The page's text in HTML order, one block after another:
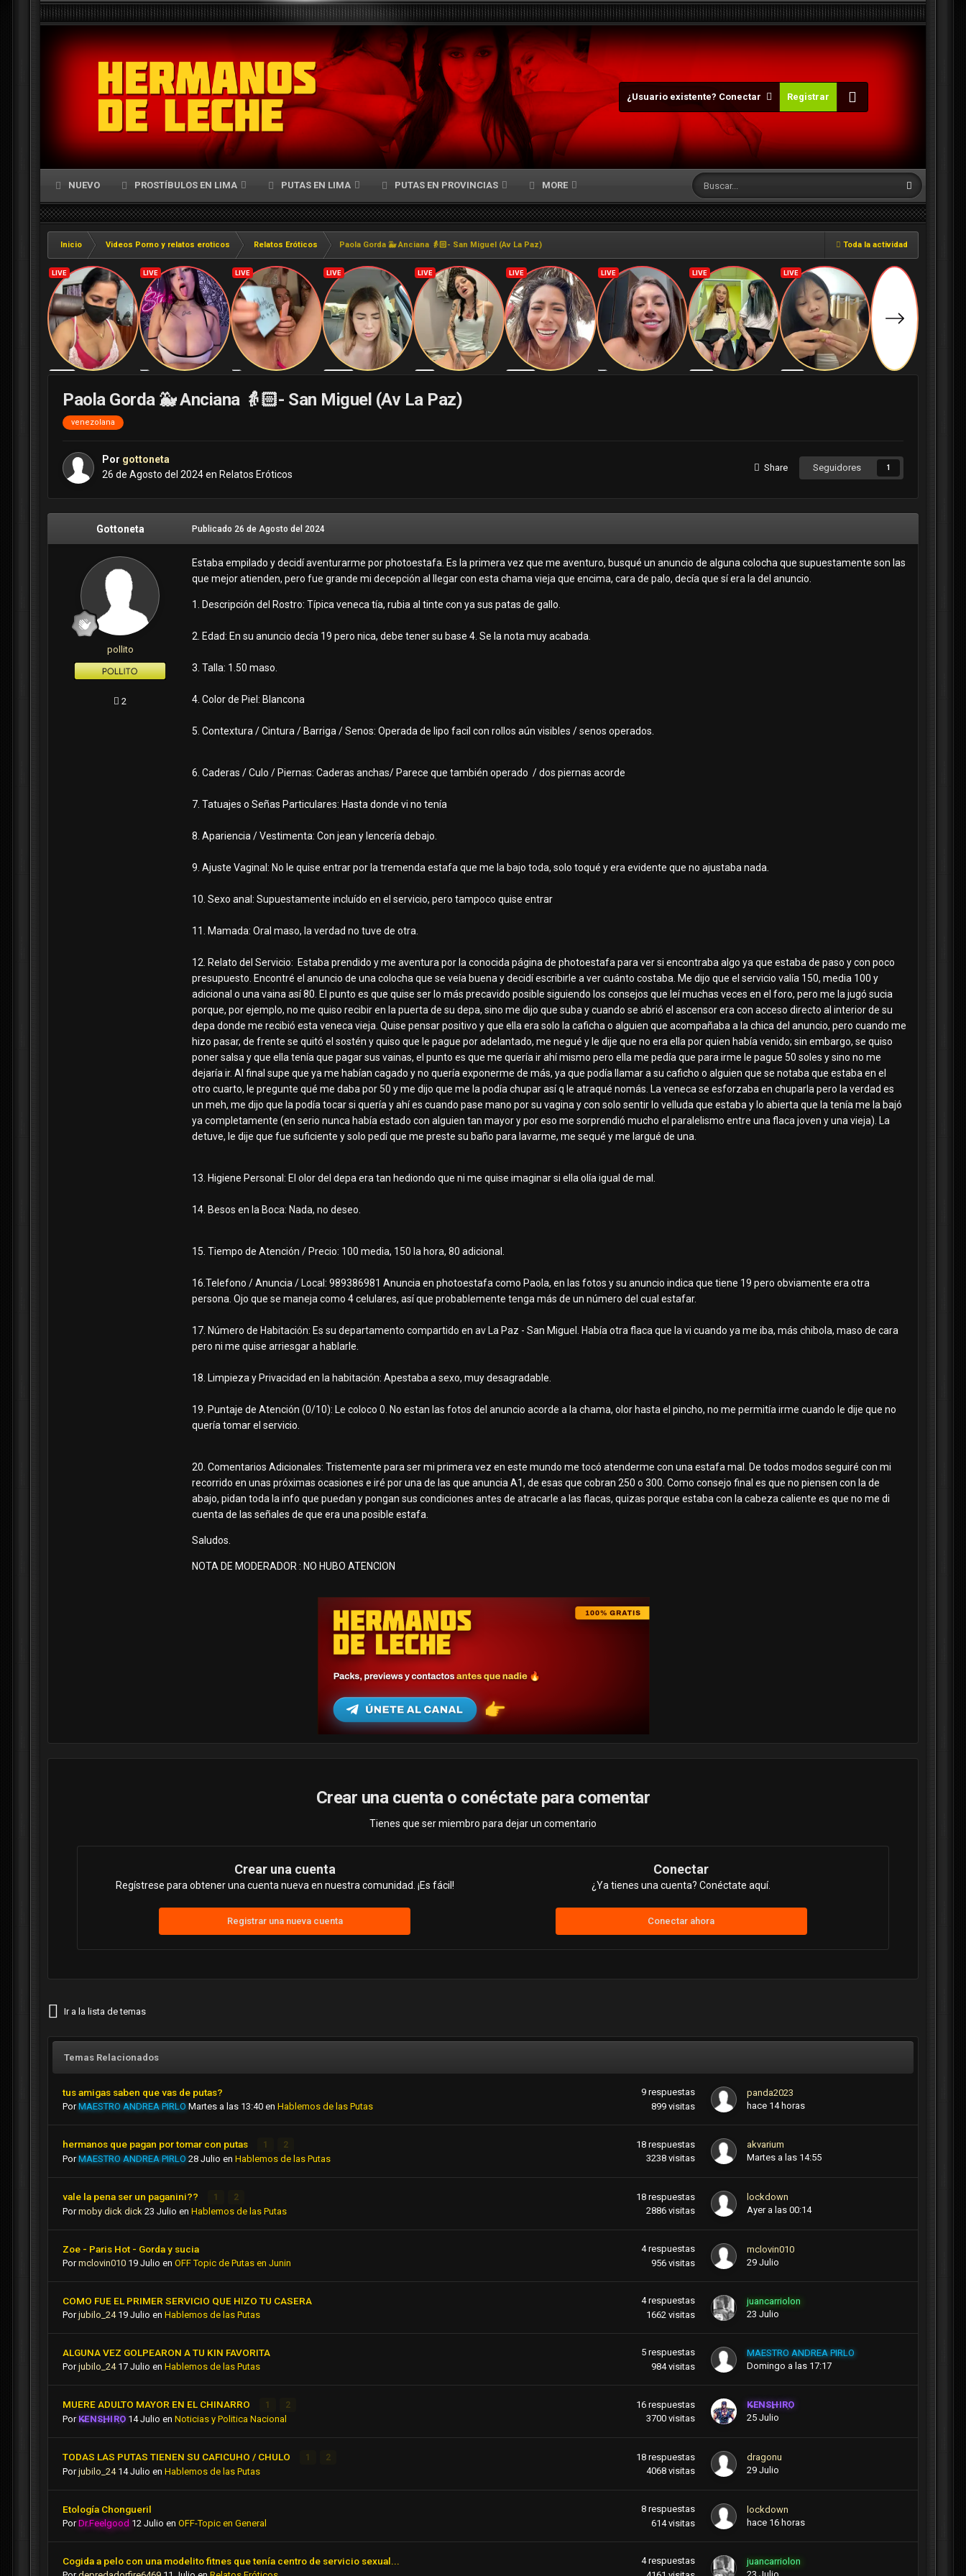
¿Usuario existente? Conectar Registrar
NUEVO PROSTÍBULOS EN LIMA PUTAS EN LIMA PUTAS EN PROVINCIAS MORE
Toda la actividad
Inicio Videos Porno y relatos eroticos Relatos Eróticos Paola Gorda 🐳 Anciana 👵🏻- San Miguel (Av La Paz)
Paola Gorda 🐳 Anciana 👵🏻- San Miguel (Av La Paz)
venezolana
Por gottoneta
26 de Agosto del 2024en Relatos Eróticos
Share Seguidores 1
Gottoneta
pollito
2
Publicado 26 de Agosto del 2024
Estaba empilado y decidí aventurarme por photoestafa. Es la primera vez que me aventuro, busqué un anuncio de alguna colocha que supuestamente son las
que mejor atienden, pero fue grande mi decepción al llegar con esta chama vieja que encima, cara de palo, decía que sí era la del anuncio.
1. Descripción del Rostro: Típica veneca tía, rubia al tinte con ya sus patas de gallo.
2. Edad: En su anuncio decía 19 pero nica, debe tener su base 4. Se la nota muy acabada.
3. Talla: 1.50 maso.
4. Color de Piel: Blancona
5. Contextura / Cintura / Barriga / Senos: Operada de lipo facil con rollos aún visibles / senos operados.
6. Caderas / Culo / Piernas: Caderas anchas/ Parece que también operado / dos piernas acorde
7. Tatuajes o Señas Particulares: Hasta donde vi no tenía
8. Apariencia / Vestimenta: Con jean y lencería debajo.
9. Ajuste Vaginal: No le quise entrar por la tremenda estafa que me la bajo toda, solo toqué y era evidente que no ajustaba nada.
10. Sexo anal: Supuestamente incluído en el servicio, pero tampoco quise entrar
11. Mamada: Oral maso, la verdad no tuve de otra.
12. Relato del Servicio: Estaba prendido y me aventura por la conocida página de photoestafa para ver si encontraba algo ya que estaba de paso y con poco
presupuesto. Encontré el anuncio de una colocha que se veía buena y decidí escribirle a ver cuánto costaba. Me dijo que el servicio valía 150, media 100 y
adicional o una vaina así 80. El punto es que quise ser lo más precavido posible siguiendo los consejos que leí muchas veces en el foro, pero me la jugó sucia
porque, por ejemplo, no me quiso recibir en la puerta de su depa, sino me dijo que suba y cuando se abrió el ascensor era con acceso directo al interior de su
depa donde me recibió esta veneca vieja. Quise pensar positivo y que ella era solo la caficha o alguien que acompañaba a la chica del anuncio, pero cuando me
hizo pasar, de frente se quitó el sostén y quiso que le pague por adelantado, me negué y le dije que no era ella por quien había venido; sin embargo, se quiso
poner salsa y que ella tenía que pagar sus vainas, el punto es que me quería ir ahí mismo pero ella me pedía que para irme le pague 50 soles y sino no me
dejaría ir. Al final supe que ya me habían cagado y no quería exponerme de más, ya que podía llamar a su caficho o alguien que se notaba que estaba en el
otro cuarto, le pregunte qué me daba por 50 y me dijo que me la podía chupar así q le atraqué nomás. La veneca se esforzaba en chuparla pero la verdad es
un meh, me dijo que la podía tocar si quería y ahí es cuando pase mano por su vagina y con solo sentir lo velluda que estaba y lo abierta que la tenía me la bajó
ya completamente (en serio nunca había estado con alguien tan mayor y por eso me sorprendió mucho el paralelismo entre una flaca joven y una vieja). La
detuve, le dije que fue suficiente y solo pedí que me preste su baño para lavarme, me sequé y me largué de una.
13. Higiene Personal: El olor del depa era tan hediondo que ni me quise imaginar si ella olía igual de mal.
14. Besos en la Boca: Nada, no deseo.
15. Tiempo de Atención / Precio: 100 media, 150 la hora, 80 adicional.
16.Telefono / Anuncia / Local: 989386981 Anuncia en photoestafa como Paola, en las fotos y su anuncio indica que tiene 19 pero obviamente era otra
persona. Ojo que se maneja como 4 celulares, así que probablemente tenga más de un número del cual estafar.
17. Número de Habitación: Es su departamento compartido en av La Paz - San Miguel. Había otra flaca que la vi cuando ya me iba, más chibola, maso de cara
pero ni me quise arriesgar a hablarle.
18. Limpieza y Privacidad en la habitación: Apestaba a sexo, muy desagradable.
19. Puntaje de Atención (0/10): Le coloco 0. No estan las fotos del anuncio acorde a la chama, olor hasta el pincho, no me permitía irme cuando le dije que no
quería tomar el servicio.
20. Comentarios Adicionales: Tristemente para ser mi primera vez en este mundo me tocó atenderme con una estafa mal. De todos modos seguiré con mi
recorrido en unas próximas ocasiones e iré por una de las que anuncia A1, de esas que cobran 250 o 300. Como consejo final es que no piensen con la de
abajo, pidan toda la info que puedan y pongan sus condiciones antes de atracarle a las flacas, quizas porque estaba con la cabeza caliente es que no me di
cuenta de las señales de que era una posible estafa.
Saludos.
NOTA DE MODERADOR : NO HUBO ATENCION
Crear una cuenta o conéctate para comentar
Tienes que ser miembro para dejar un comentario
Crear una cuenta
Regístrese para obtener una cuenta nueva en nuestra comunidad. ¡Es fácil!
Registrar una nueva cuenta
Conectar
¿Ya tienes una cuenta? Conéctate aquí.
Conectar ahora
Ir a la lista de temas
Temas Relacionados
tus amigas saben que vas de putas?
PorMAESTRO ANDREA PIRLO Martes a las 13:40 en Hablemos de las Putas
9 respuestas
899 visitas
panda2023
hace 14 horas
hermanos que pagan por tomar con putas 1 2
PorMAESTRO ANDREA PIRLO 28 Julio en Hablemos de las Putas
18 respuestas
3238 visitas
akvarium
Martes a las 14:55
vale la pena ser un paganini?? 1 2
Pormoby dick dick 23 Julio en Hablemos de las Putas
18 respuestas
2886 visitas
lockdown
Ayer a las 00:14
Zoe - Paris Hot - Gorda y sucia
Pormclovin010 19 Julio en OFF Topic de Putas en Junin
4 respuestas
956 visitas
mclovin010
29 Julio
COMO FUE EL PRIMER SERVICIO QUE HIZO TU CASERA
Porjubilo_24 19 Julio en Hablemos de las Putas
4 respuestas
1662 visitas
juancarriolon
23 Julio
ALGUNA VEZ GOLPEARON A TU KIN FAVORITA
Porjubilo_24 17 Julio en Hablemos de las Putas
5 respuestas
984 visitas
MAESTRO ANDREA PIRLO
Domingo a las 17:17
MUERE ADULTO MAYOR EN EL CHINARRO 1 2
Por KENSHIRO 14 Julio enNoticias y Politica Nacional
16 respuestas
3700 visitas
KENSHIRO
25 Julio
TODAS LAS PUTAS TIENEN SU CAFICUHO / CHULO 1 2
Porjubilo_24 14 Julio en Hablemos de las Putas
18 respuestas
4068 visitas
dragonu
29 Julio
Etología Chongueril
PorDr.Feelgood 12 Julio en OFF-Topic en General
8 respuestas
614 visitas
lockdown
hace 16 horas
Cogida a pelo con una modelito fitnes que tenía centro de servicio sexual... 4 respuestas
juancarriolon